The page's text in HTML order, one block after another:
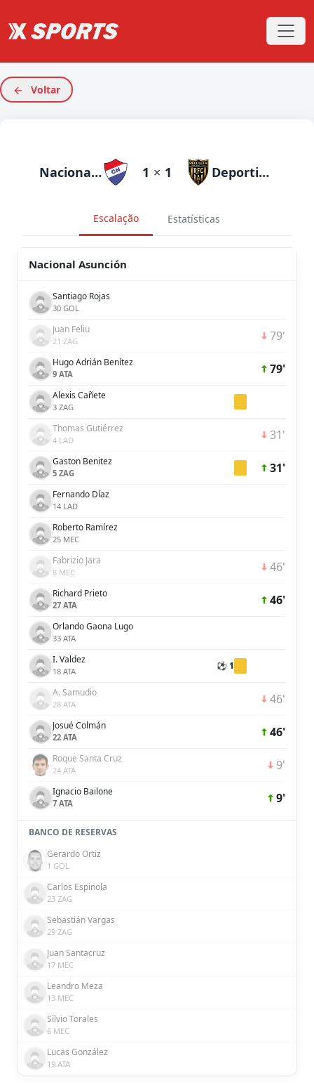
Voltar
Nacional Asunción 1 × 1 Deportivo Recoleta
Escalação Estatísticas
Nacional Asunción
Santiago Rojas
30 GOL
Juan Feliu
21 ZAG 79'
Hugo Adrián Benítez
9 ATA 79'
Alexis Cañete
3 ZAG
Thomas Gutiérrez
4 LAD 31'
Gaston Benitez
5 ZAG 31'
Fernando Díaz
14 LAD
Roberto Ramírez
25 MEC
Fabrizio Jara
8 MEC 46'
Richard Prieto
27 ATA 46'
Orlando Gaona Lugo
33 ATA
I. Valdez
18 ATA ⚽ 1
A. Samudio
28 ATA 46'
Josué Colmán
22 ATA 46'
Roque Santa Cruz
24 ATA 9'
Ignacio Bailone
7 ATA 9'
BANCO DE RESERVAS
Gerardo Ortiz
1 GOL
Carlos Espinola
23 ZAG
Sebastián Vargas
29 ZAG
Juan Santacruz
17 MEC
Leandro Meza
13 MEC
Silvio Torales
6 MEC
Lucas González
19 ATA